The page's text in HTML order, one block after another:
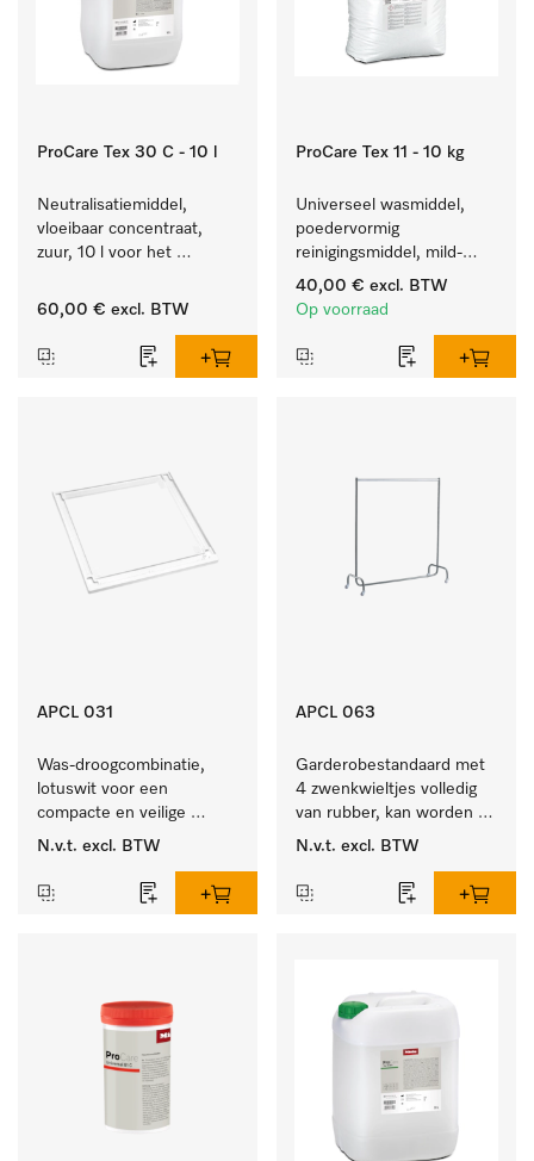
ProCare Tex 30 C - 10 l
Neutralisatiemiddel,
vloeibaar concentraat,
zuur, 10 l voor het
het textiel door
60,00 € excl. BTW
ProCare Tex 11 - 10 kg
Universeel wasmiddel,
poedervormig
reinigingsmiddel, mild-
alkalisch, 10 kg voor het
reinigen van wit wasgoed
40,00 € excl. BTW
Op voorraad
APCL 031
Was-droogcombinatie,
lotuswit voor een
compacte en veilige
opstelling bij een was-
N.v.t. excl. BTW
APCL 063
Garderobestandaard met
4 zwenkwieltjes volledig
van rubber, kan worden
vastgezet.
N.v.t. excl. BTW